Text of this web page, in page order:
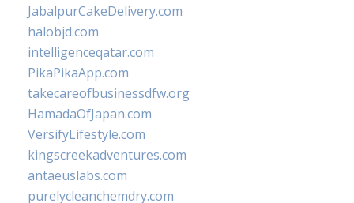
JabalpurCakeDelivery.com
halobjd.com
intelligenceqatar.com
PikaPikaApp.com
takecareofbusinessdfw.org
HamadaOfJapan.com
VersifyLifestyle.com
kingscreekadventures.com
antaeuslabs.com
purelycleanchemdry.com